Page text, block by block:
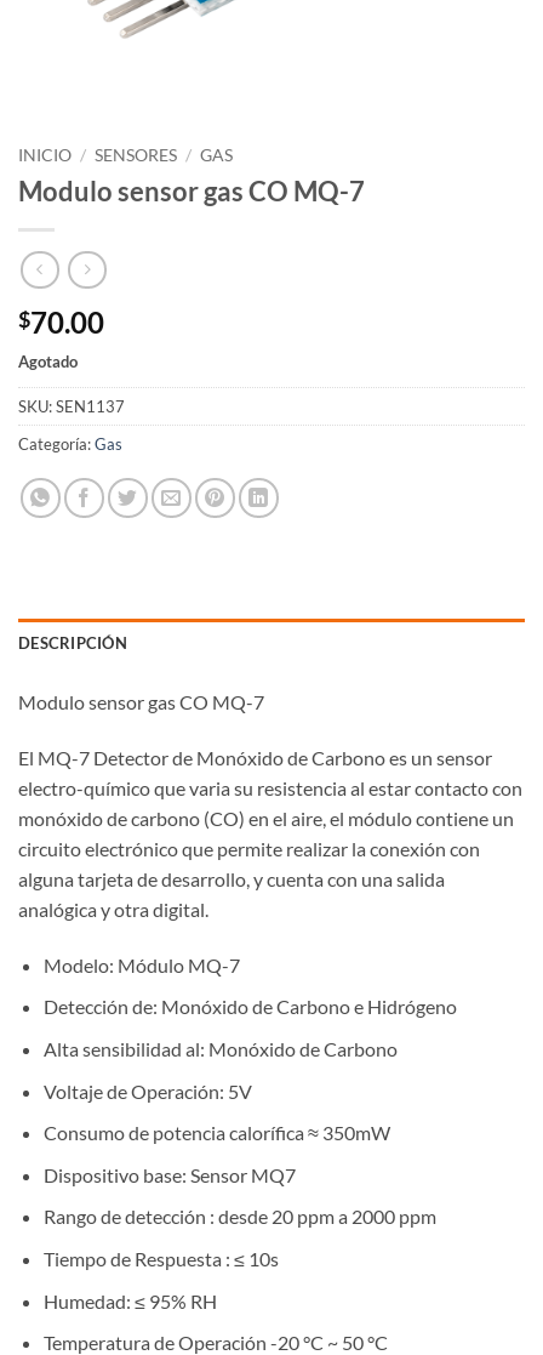
INICIO / SENSORES / GAS
Modulo sensor gas CO MQ-7
$70.00
Agotado
SKU:SEN1137
Categoría:Gas
DESCRIPCIÓN
Modulo sensor gas CO MQ-7
El MQ-7 Detector de Monóxido de Carbono es un sensor
electro-químico que varia su resistencia al estar contacto con
monóxido de carbono (CO) en el aire, el módulo contiene un
circuito electrónico que permite realizar la conexión con
alguna tarjeta de desarrollo, y cuenta con una salida
analógica y otra digital.
Modelo: Módulo MQ-7
Detección de: Monóxido de Carbono e Hidrógeno
Alta sensibilidad al: Monóxido de Carbono
Voltaje de Operación: 5V
Consumo de potencia calorífica ≈ 350mW
Dispositivo base: Sensor MQ7
Rango de detección : desde 20 ppm a 2000 ppm
Tiempo de Respuesta : ≤ 10s
Humedad: ≤ 95% RH
Temperatura de Operación -20 °C ~ 50 °C